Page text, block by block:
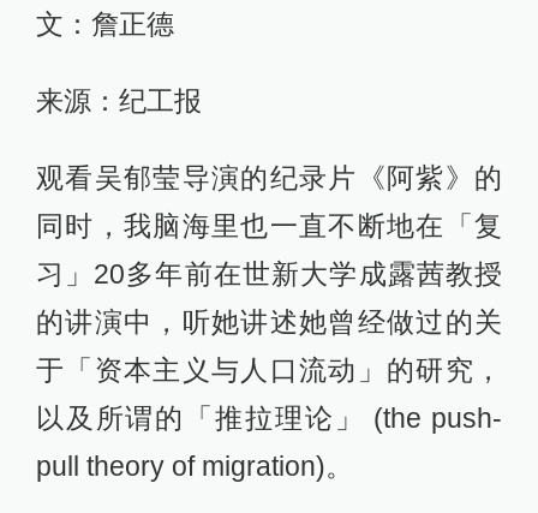
文：詹正德
来源：纪工报
观看吴郁莹导演的纪录片《阿紫》的
同时，我脑海里也一直不断地在「复
习」20多年前在世新大学成露茜教授
的讲演中，听她讲述她曾经做过的关
于「资本主义与人口流动」的研究，
以及所谓的「推拉理论」 (the push-
pull theory of migration)。